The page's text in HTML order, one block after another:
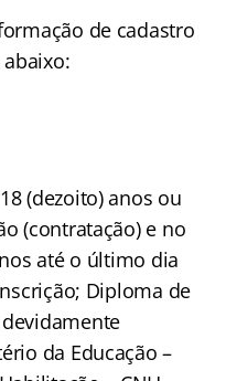
de cadastro
(dezoito) anos ou
(contratação) e no
até o último dia
Diploma de
da Educação –